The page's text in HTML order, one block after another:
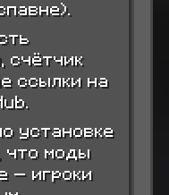
счётчик
ссылки на
установке
что моды
— игроки